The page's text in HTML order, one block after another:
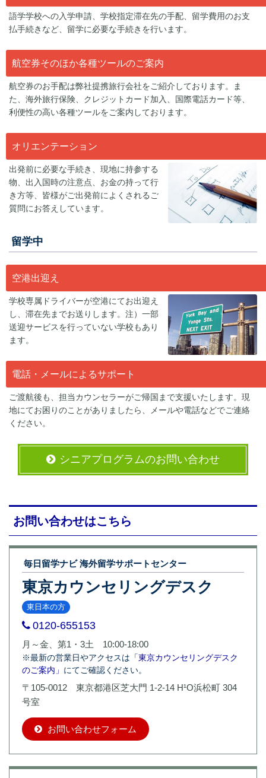
語学学校への入学申請、学校指定滞在先の手配、留学費用のお支
払手続きなど、留学に必要な手続きを行います。
航空券そのほか各種ツールのご案内
航空券のお手配は弊社提携旅行会社をご紹介しております。ま
た、海外旅行保険、クレジットカード加入、国際電話カード等、
利便性の高い各種ツールをご案内しております。
オリエンテーション
出発前に必要な手続き、現地に持参する
物、出入国時の注意点、お金の持って行
き方等、皆様がご出発前によくされるご
質問にお答えしています。
留学中
空港出迎え
学校専属ドライバーが空港にてお出迎え
し、滞在先までお送りします。注）一部
送迎サービスを行っていない学校もあり
ます。
電話・メールによるサポート
ご渡航後も、担当カウンセラーがご帰国まで支援いたします。現
地にてお困りのことがありましたら、メールや電話などでご連絡
ください。
シニアプログラムのお問い合わせ
お問い合わせはこちら
毎日留学ナビ 海外留学サポートセンター
東京カウンセリングデスク
東日本の方
0120-655153
月～金、第1・3土 10:00-18:00
※最新の営業日やアクセスは 「東京カウンセリングデスク
のご案内」 にてご確認ください。
〒105-0012 東京都港区芝大門 1-2-14 H¹O浜松町 304
号室
お問い合わせフォーム